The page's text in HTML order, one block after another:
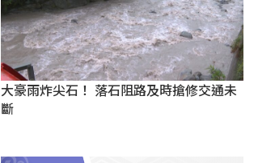
大豪雨炸尖石！ 落石阻路及時搶修交通未
斷